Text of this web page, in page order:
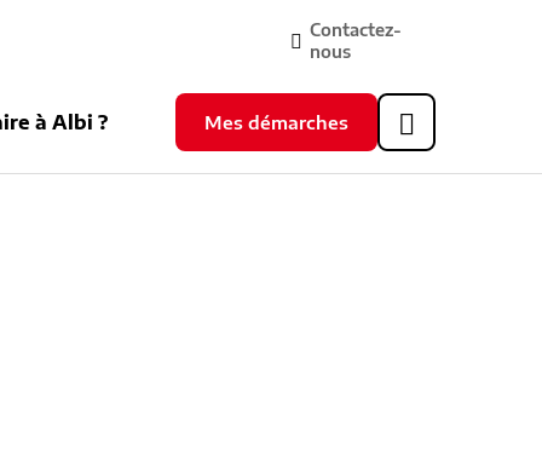
Header
Contactez-
nous
à Albi ? Mes démarches